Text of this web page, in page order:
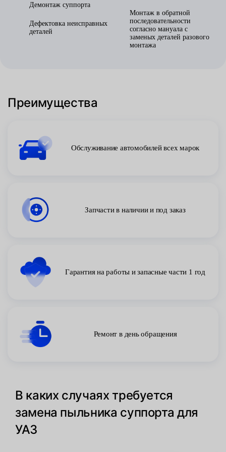
Демонтаж суппорта
Дефектовка неисправных
деталей
Монтаж в обратной
последовательности
согласно мануала с
заменых деталей разового
монтажа
Преимущества
Обслуживание автомобилей всех марок
Запчасти в наличии и под заказ
Гарантия на работы и запасные части 1 год
Ремонт в день обращения
В каких случаях требуется
замена пыльника суппорта для
УАЗ